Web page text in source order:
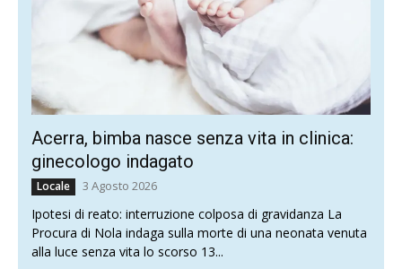
Acerra, bimba nasce senza vita in clinica:
ginecologo indagato
Locale 3 Agosto 2026
Ipotesi di reato: interruzione colposa di gravidanza La
Procura di Nola indaga sulla morte di una neonata venuta
alla luce senza vita lo scorso 13...